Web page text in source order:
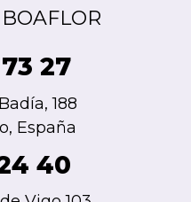
27
188
España
40